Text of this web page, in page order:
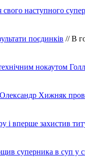
свого наступного
поєдинків // В
нокаутом
Хижняк
і вперше захистив
суперника в суп у